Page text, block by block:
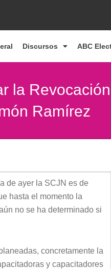
Discursos ABC
la Revocación
Ramírez
de ayer la SCJN es de
hasta el momento la
no se ha determinado si
concretamente la
y capacitadores